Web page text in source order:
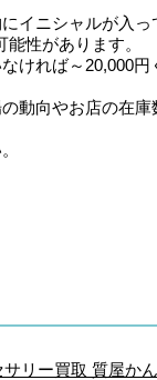
イニシャルが入
性があります。
ければ～20,000
動向やお店の在庫
リー買取 質屋か